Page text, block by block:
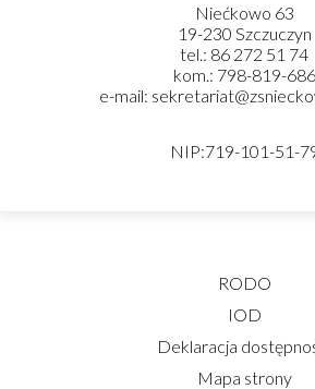
Niećkowo 63
19-230 Szczuczyn
tel.: 86 272 51 74
kom.: 798-819-686
e-mail:
NIP:719-101-51-
RODO
IOD
Deklaracja
Mapa strony